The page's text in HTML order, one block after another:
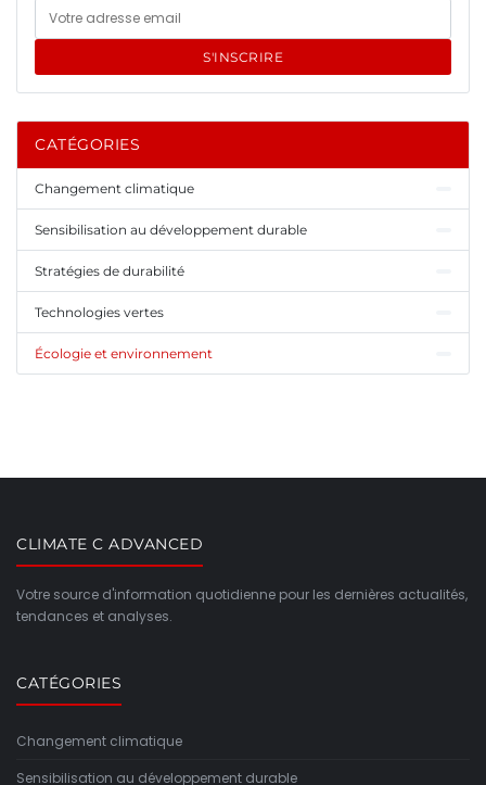
S'INSCRIRE
CATÉGORIES
Changement climatique
Sensibilisation au développement durable
Stratégies de durabilité
Technologies vertes
Écologie et environnement
CLIMATE C ADVANCED
Votre source d'information quotidienne pour les dernières actualités,
tendances et analyses.
CATÉGORIES
Changement climatique
Sensibilisation au développement durable